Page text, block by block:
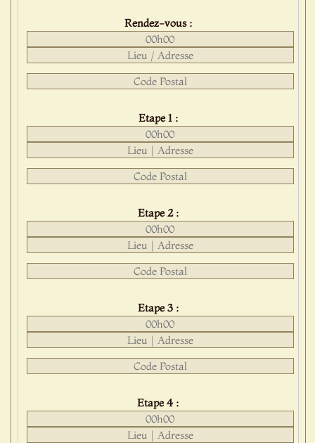
Rendez-vous :
Etape 1 :
Etape 2 :
Etape 3 :
Etape 4 :